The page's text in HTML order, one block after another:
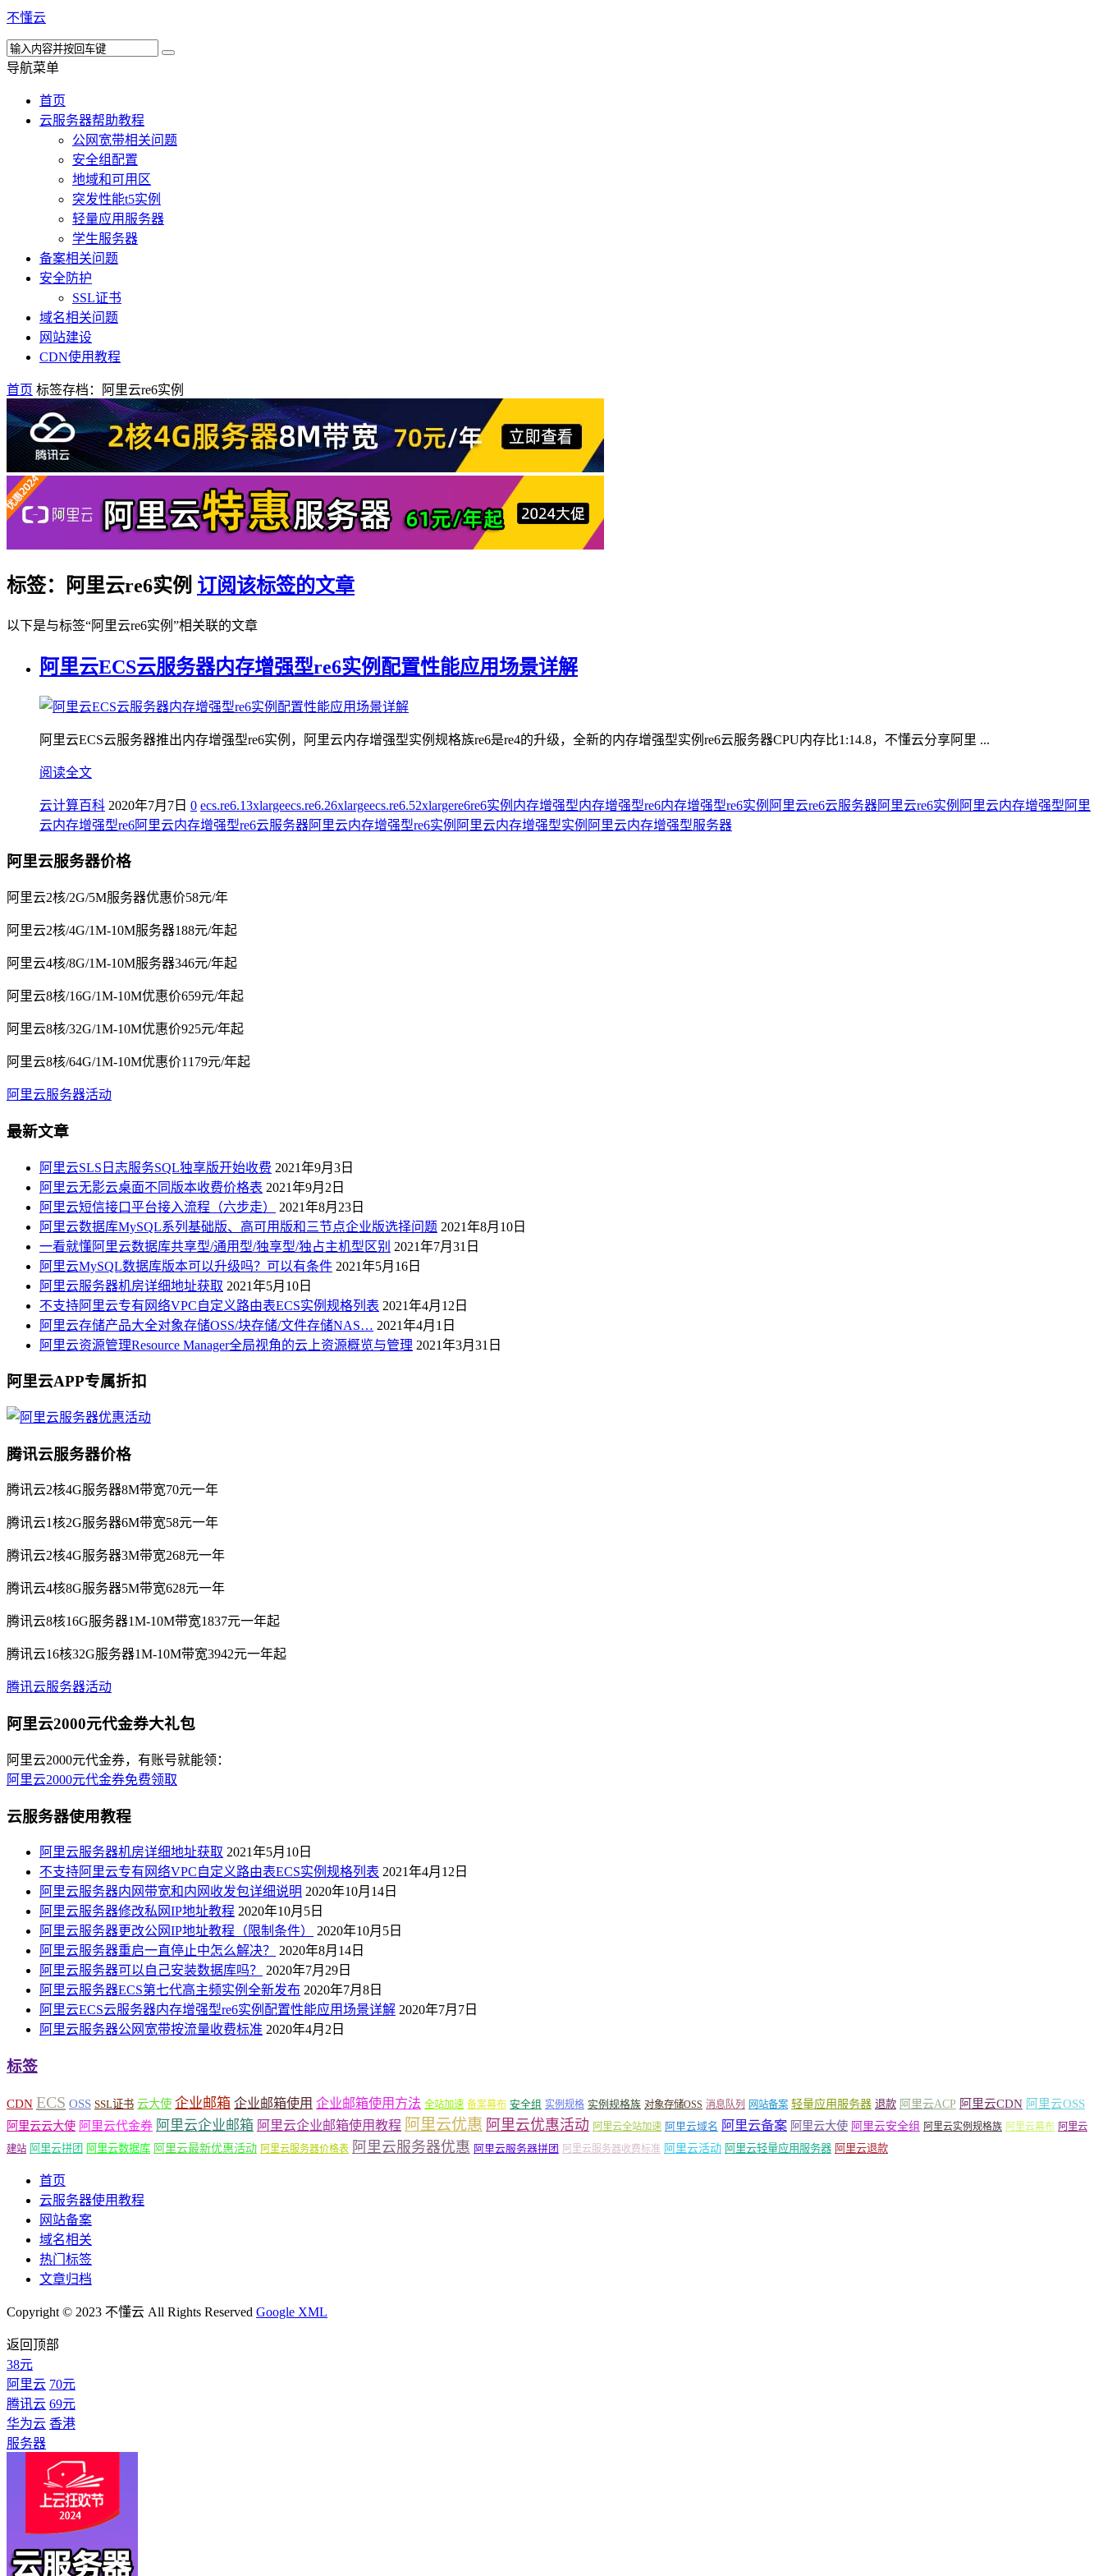
不懂云
导航菜单
首页
云服务器帮助教程
公网宽带相关问题
安全组配置
地域和可用区
突发性能t5实例
轻量应用服务器
学生服务器
备案相关问题
安全防护
SSL证书
域名相关问题
网站建设
CDN使用教程
首页 标签存档：阿里云re6实例
标签：阿里云re6实例 订阅该标签的文章
以下是与标签“阿里云re6实例”相关联的文章
阿里云ECS云服务器内存增强型re6实例配置性能应用场景详解
阿里云ECS云服务器推出内存增强型re6实例，阿里云内存增强型实例规格族re6是re4的升级，全新的内存增强型实例re6云服务器CPU内存比1:14.8，不懂云分享阿里 ...
阅读全文
云计算百科 2020年7月7日 0 ecs.re6.13xlargeecs.re6.26xlargeecs.re6.52xlargere6re6实例 内存增强型内存增强型re6内存增强型re6实例 阿里云re6云服务器阿里云re6实例 阿里云内存增强型 阿里
云内存增强型re6阿里云内存增强型re6云服务器阿里云内存增强型re6实例 阿里云内存增强型实例 阿里云内存增强型服务器
阿里云服务器价格
阿里云2核/2G/5M服务器优惠价58元/年
阿里云2核/4G/1M-10M服务器188元/年起
阿里云4核/8G/1M-10M服务器346元/年起
阿里云8核/16G/1M-10M优惠价659元/年起
阿里云8核/32G/1M-10M优惠价925元/年起
阿里云8核/64G/1M-10M优惠价1179元/年起
阿里云服务器活动
最新文章
阿里云SLS日志服务SQL独享版开始收费 2021年9月3日
阿里云无影云桌面不同版本收费价格表 2021年9月2日
阿里云短信接口平台接入流程（六步走）
2021年8月23日
阿里云数据库MySQL系列基础版、高可用版和三节点企业版选择问题 2021年8月10日
一看就懂阿里云数据库共享型/通用型/独享型/独占主机型区别 2021年7月31日
阿里云MySQL数据库版本可以升级吗？可以有条件 2021年5月16日
阿里云服务器机房详细地址获取 2021年5月10日
不支持阿里云专有网络VPC自定义路由表ECS实例规格列表 2021年4月12日
阿里云存储产品大全对象存储OSS/块存储/文件存储NAS… 2021年4月1日
阿里云资源管理Resource Manager全局视角的云上资源概览与管理 2021年3月31日
阿里云APP专属折扣
腾讯云服务器价格
腾讯云2核4G服务器8M带宽70元一年
腾讯云1核2G服务器6M带宽58元一年
腾讯云2核4G服务器3M带宽268元一年
腾讯云4核8G服务器5M带宽628元一年
腾讯云8核16G服务器1M-10M带宽1837元一年起
腾讯云16核32G服务器1M-10M带宽3942元一年起
腾讯云服务器活动
阿里云2000元代金券大礼包
阿里云2000元代金券，有账号就能领：
阿里云2000元代金券免费领取
云服务器使用教程
阿里云服务器机房详细地址获取 2021年5月10日
不支持阿里云专有网络VPC自定义路由表ECS实例规格列表 2021年4月12日
阿里云服务器内网带宽和内网收发包详细说明 2020年10月14日
阿里云服务器修改私网IP地址教程 2020年10月5日
阿里云服务器更改公网IP地址教程（限制条件）
2020年10月5日
阿里云服务器重启一直停止中怎么解决？
2020年8月14日
阿里云服务器可以自己安装数据库吗？
2020年7月29日
阿里云服务器ECS第七代高主频实例全新发布 2020年7月8日
阿里云ECS云服务器内存增强型re6实例配置性能应用场景详解 2020年7月7日
阿里云服务器公网宽带按流量收费标准 2020年4月2日
标签
CDN ECS OSS SSL证书 云大使 企业邮箱 企业邮箱使用 企业邮箱使用方法 全站加速 备案幕布 安全组 实例规格 实例规格族 对象存储OSS 消息队列 网站备案 轻量应用服务器 退款 阿里云ACP 阿里云CDN 阿里云OSS
阿里云云大使 阿里云代金券 阿里云企业邮箱 阿里云企业邮箱使用教程 阿里云优惠 阿里云优惠活动 阿里云全站加速 阿里云域名 阿里云备案 阿里云大使 阿里云安全组 阿里云实例规格族 阿里云幕布 阿里云
建站 阿里云拼团 阿里云数据库 阿里云最新优惠活动 阿里云服务器价格表 阿里云服务器优惠 阿里云服务器拼团 阿里云服务器收费标准 阿里云活动 阿里云轻量应用服务器 阿里云退款
首页
云服务器使用教程
网站备案
域名相关
热门标签
文章归档
Copyright © 2023 不懂云 All Rights Reserved Google XML
返回顶部
38元
阿里云 70元
腾讯云 69元
华为云 香港
服务器